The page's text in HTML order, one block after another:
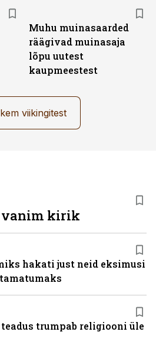
Muhu muinasaarded
räägivad muinasaja
lõpu uutest
kaupmeestest
viikingitest
vanim kirik
hakati just neid eksimusi
trumpab religiooni üle